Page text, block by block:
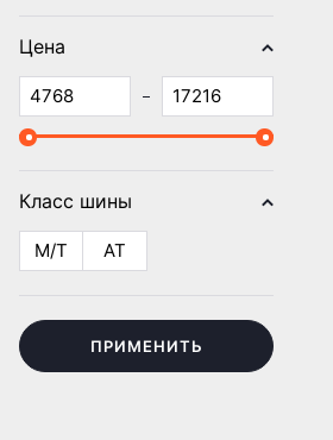
Цена
Класс шины
M/T AT
ПРИМЕНИТЬ